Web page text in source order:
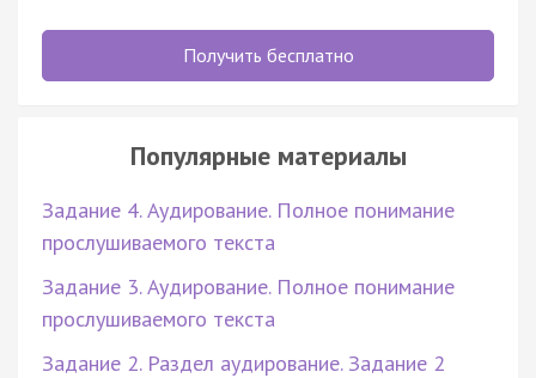
Получить бесплатно
Популярные материалы
Задание 4. Аудирование. Полное понимание
прослушиваемого текста
Задание 3. Аудирование. Полное понимание
прослушиваемого текста
Задание 2. Раздел аудирование. Задание 2